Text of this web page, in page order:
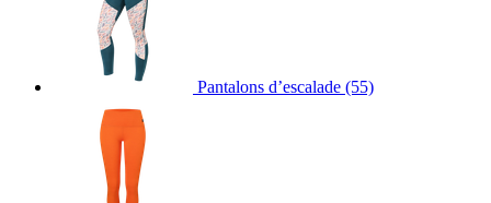
Pantalons d’escalade (55)